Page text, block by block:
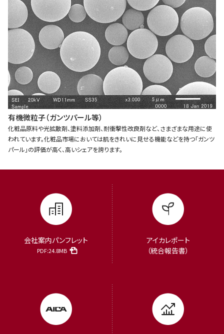
有機微粒子（ガンツパール等）
化粧品原料や光拡散剤、塗料添加剤、耐衝撃性改良剤など、さまざまな用途に使
われています。化粧品市場においては肌をきれいに見せる機能などを持つ「ガンツ
パール」の評価が高く、高いシェアを誇ります。
会社案内パンフレット
PDF:24.8MB
アイカレポート
（統合報告書）